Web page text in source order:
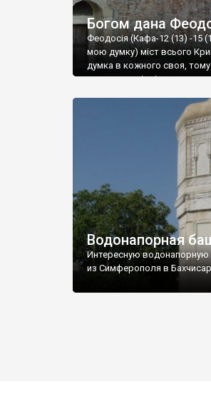
Богом дана
Феодосія (Кафа-12 (13) -15
мою думку) міст всього
думка в кожного своя, тому
запрошую відвідати це
Водонапорная
Интересную
из Симферополя в